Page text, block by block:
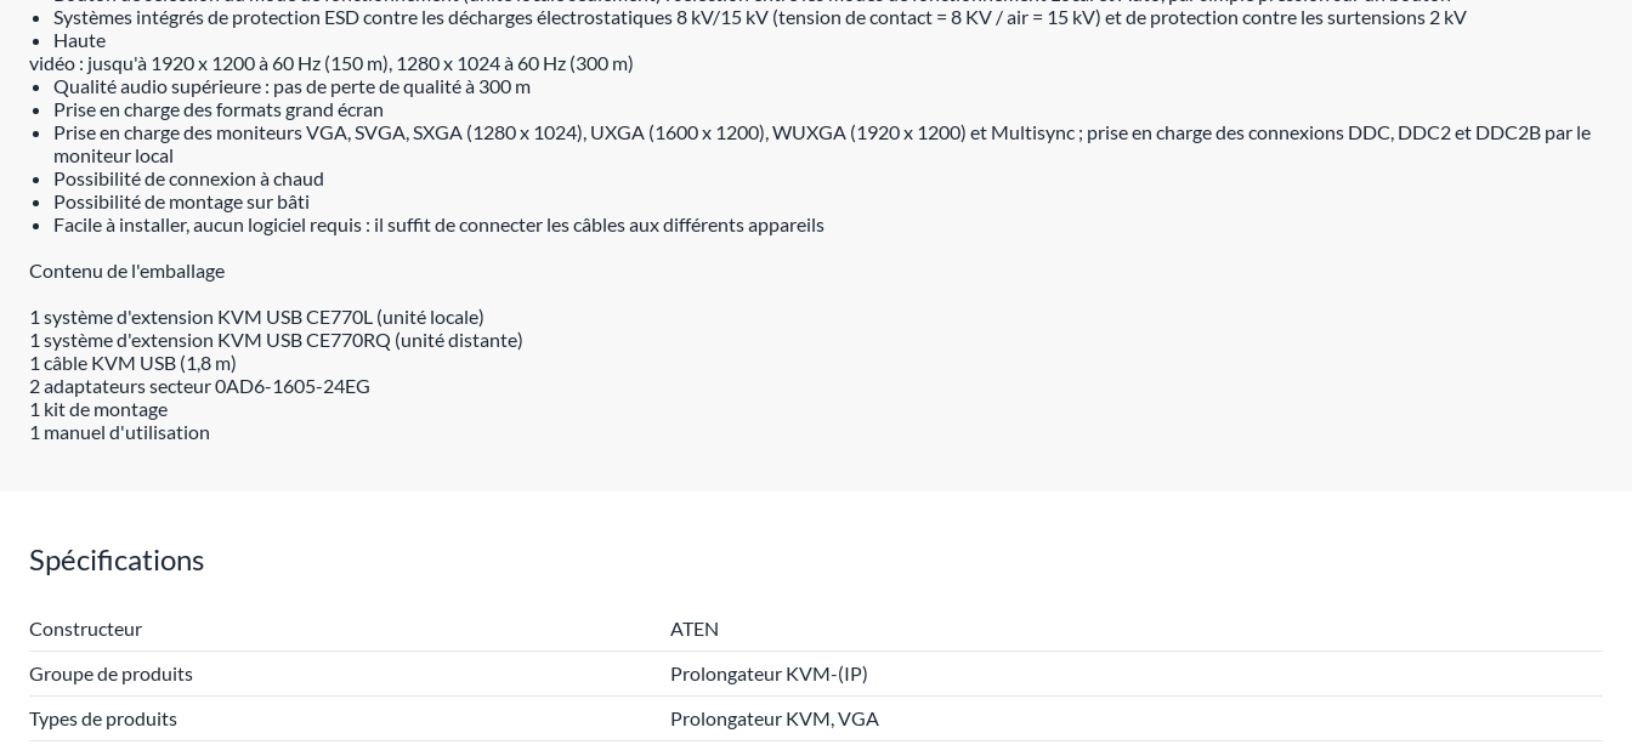
Systèmes intégrés de protection ESD contre les décharges électrostatiques 8 kV/15 kV (tension de contact = 8 KV / air = 15 kV) et de protection contre les surtensions 2 kV
Haute
vidéo : jusqu'à 1920 x 1200 à 60 Hz (150 m), 1280 x 1024 à 60 Hz (300 m)
Qualité audio supérieure : pas de perte de qualité à 300 m
Prise en charge des formats grand écran
Prise en charge des moniteurs VGA, SVGA, SXGA (1280 x 1024), UXGA (1600 x 1200), WUXGA (1920 x 1200) et Multisync ; prise en charge des connexions DDC, DDC2 et DDC2B par le
moniteur local
Possibilité de connexion à chaud
Possibilité de montage sur bâti
Facile à installer, aucun logiciel requis : il suffit de connecter les câbles aux différents appareils
Contenu de l'emballage
1 système d'extension KVM USB CE770L (unité locale)
1 système d'extension KVM USB CE770RQ (unité distante)
1 câble KVM USB (1,8 m)
2 adaptateurs secteur 0AD6-1605-24EG
1 kit de montage
1 manuel d'utilisation
Spécifications
Constructeur
ATEN
Groupe de produits
Prolongateur KVM-(IP)
Types de produits
Prolongateur KVM, VGA